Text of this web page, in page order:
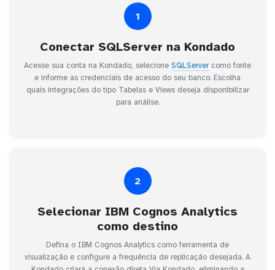
1
Conectar SQLServer na Kondado
Acesse sua conta na Kondado, selecione SQLServercomo fonte
e informe as credenciais de acesso do seu banco. Escolha
quais integrações do tipo Tabelas e Views deseja disponibilizar
para análise.
2
Selecionar IBM Cognos Analytics
como destino
Defina o IBM Cognos Analytics como ferramenta de
visualização e configure a frequência de replicação desejada. A